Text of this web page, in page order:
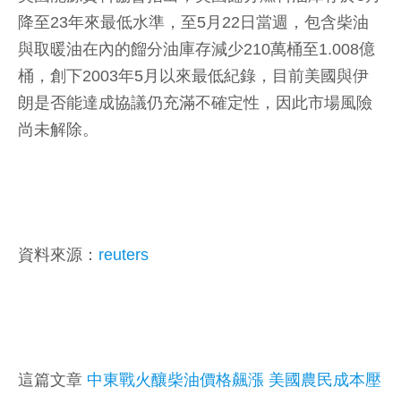
降至23年來最低水準，至5月22日當週，包含柴油
與取暖油在內的餾分油庫存減少210萬桶至1.008億
桶，創下2003年5月以來最低紀錄，目前美國與伊
朗是否能達成協議仍充滿不確定性，因此市場風險
尚未解除。
資料來源： reuters
這篇文章 中東戰火釀柴油價格飆漲 美國農民成本壓